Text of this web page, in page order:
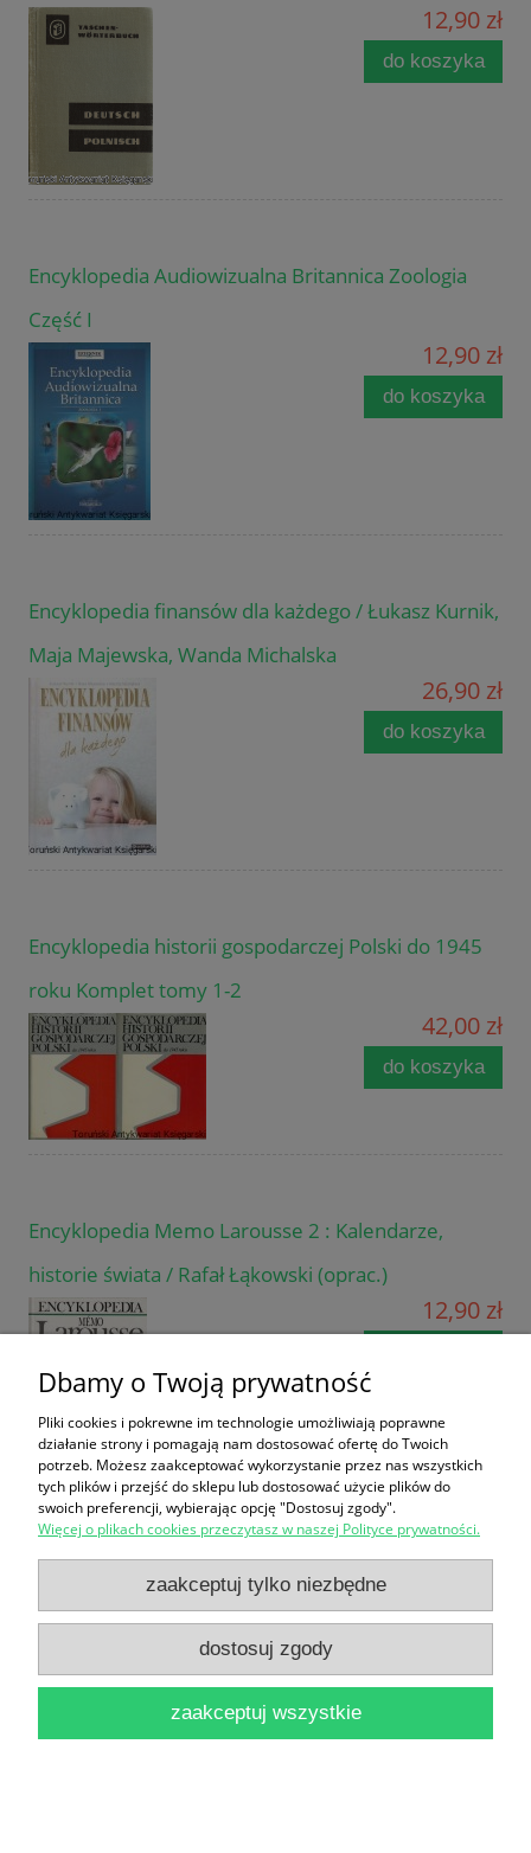
12,90 zł
do koszyka
Encyklopedia Audiowizualna Britannica Zoologia
Część I
12,90 zł
do koszyka
Encyklopedia finansów dla każdego / Łukasz Kurnik,
Maja Majewska, Wanda Michalska
26,90 zł
do koszyka
Encyklopedia historii gospodarczej Polski do 1945
roku Komplet tomy 1-2
42,00 zł
do koszyka
Encyklopedia Memo Larousse 2 : Kalendarze,
historie świata / Rafał Łąkowski (oprac.)
12,90 zł
Encyklopedia Muzyczna PWM a b część biograficzna
/ Elżbieta Dziębowska (red.)
do koszyka
Dbamy o Twoją prywatność
Pliki cookies i pokrewne im technologie umożliwiają poprawne
działanie strony i pomagają nam dostosować ofertę do Twoich
potrzeb. Możesz zaakceptować wykorzystanie przez nas wszystkich
tych plików i przejść do sklepu lub dostosować użycie plików do
swoich preferencji, wybierając opcję "Dostosuj zgody".
Więcej o plikach cookies przeczytasz w naszej Polityce prywatności.
zaakceptuj tylko niezbędne
dostosuj zgody
zaakceptuj wszystkie